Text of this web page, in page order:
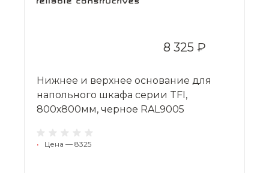
8 325 ₽
Нижнее и верхнее основание для
напольного шкафа серии TFI,
800х800мм, черное RAL9005
• Цена — 8325